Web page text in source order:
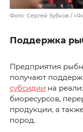
Фото: Сергей Зубков /
Поддержка
Предприятия
получают
субсидии на
биоресурсов,
продукции, а
пород.